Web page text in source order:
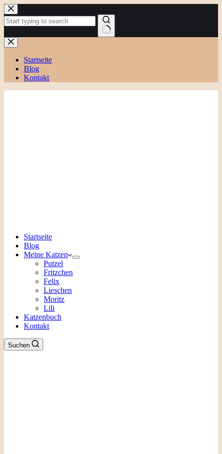
Zum
Inhalt
springen
Keine
Ergebnisse
Startseite
Blog
Kontakt
Startseite
Blog
Meine Katzen
Putzel
Fritzchen
Felix
Lieschen
Moritz
Lili
Katzenbuch
Kontakt
Suchen